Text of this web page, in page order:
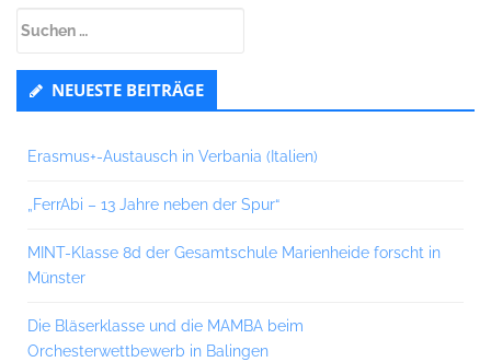
NEUESTE BEITRÄGE
Erasmus+-Austausch in Verbania (Italien)
„FerrAbi – 13 Jahre neben der Spur“
MINT-Klasse 8d der Gesamtschule Marienheide forscht in
Münster
Die Bläserklasse und die MAMBA beim
Orchesterwettbewerb in Balingen